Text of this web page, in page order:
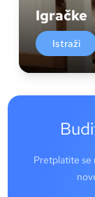
Igračke
Istraži
Pretplatite se